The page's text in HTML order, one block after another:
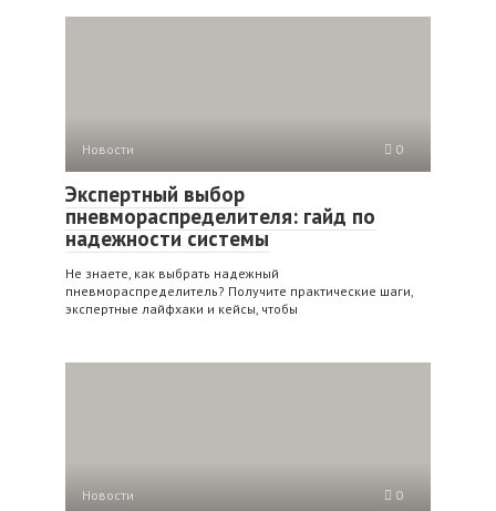
Новости 0
Экспертный выбор
пневмораспределителя: гайд по
надежности системы
Не знаете, как выбрать надежный
пневмораспределитель? Получите практические шаги,
экспертные лайфхаки и кейсы, чтобы
Новости 0